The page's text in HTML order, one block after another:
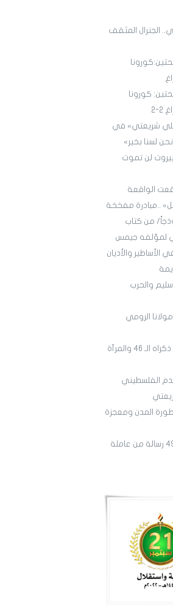
الجنرال المثقف
كورونا
2
شريعتي» في
لن تموت
الواقعة
..مبادرة مفخخة
من كتاب
لمؤلفه جيمس
الأساطير والأديان
سليم والحرب
الرومي
شريعتي في ذكراه الـ 46 والمرآة
الدم الفلسطيني
المدن ومعجزة
في ذكراه الـ49 رسالة من عاملة